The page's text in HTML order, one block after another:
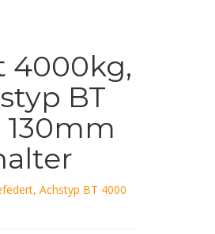
4000kg,
BT
Achstyp BT 4000